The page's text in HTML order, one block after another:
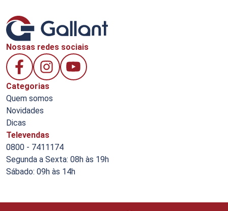
Nossas redes sociais
Categorias
Quem somos
Novidades
Dicas
Televendas
0800 - 7411174
Segunda a Sexta: 08h às 19h
Sábado: 09h às 14h